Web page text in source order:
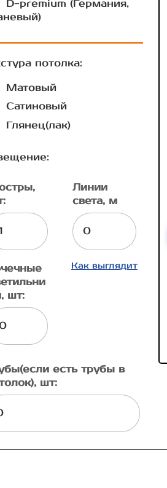
D-premium (Германия,
потолка:
Матовый
Сатиновый
Глянец(лак)
шт:
Линии
света, м
Как выглядит
есть трубы в
шт: